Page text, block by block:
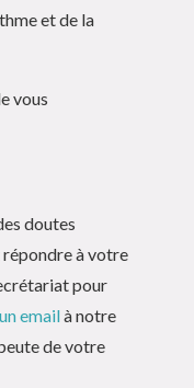
et de la
vous
doutes
répondre à votre
pour
emailà notre
de votre